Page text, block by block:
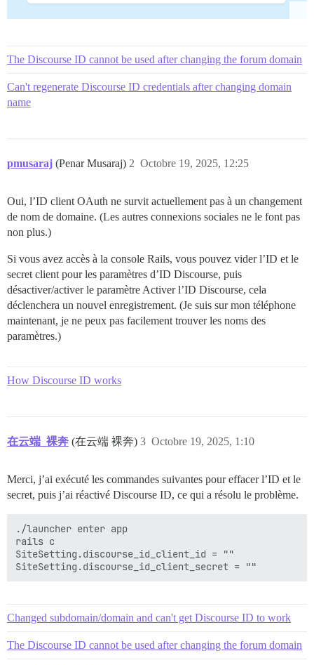
The Discourse ID cannot be used after changing the forum domain
Can't regenerate Discourse ID credentials after changing domain
name
pmusaraj (Penar Musaraj) Octobre 19, 2025, 12:25
2
Oui, l’ID client OAuth ne survit actuellement pas à un changement
de nom de domaine. (Les autres connexions sociales ne le font pas
non plus.)
Si vous avez accès à la console Rails, vous pouvez vider l’ID et le
secret client pour les paramètres d’ID Discourse, puis
désactiver/activer le paramètre Activer l’ID Discourse, cela
déclenchera un nouvel enregistrement. (Je suis sur mon téléphone
maintenant, je ne peux pas facilement trouver les noms des
paramètres.)
How Discourse ID works
在云端_裸奔 (在云端 裸奔) Octobre 19, 2025, 1:10
3
Merci, j’ai exécuté les commandes suivantes pour effacer l’ID et le
secret, puis j’ai réactivé Discourse ID, ce qui a résolu le problème.
./launcher enter app
rails c
SiteSetting.discourse_id_client_id = ""
Changed subdomain/domain and can't get Discourse ID to work
The Discourse ID cannot be used after changing the forum domain